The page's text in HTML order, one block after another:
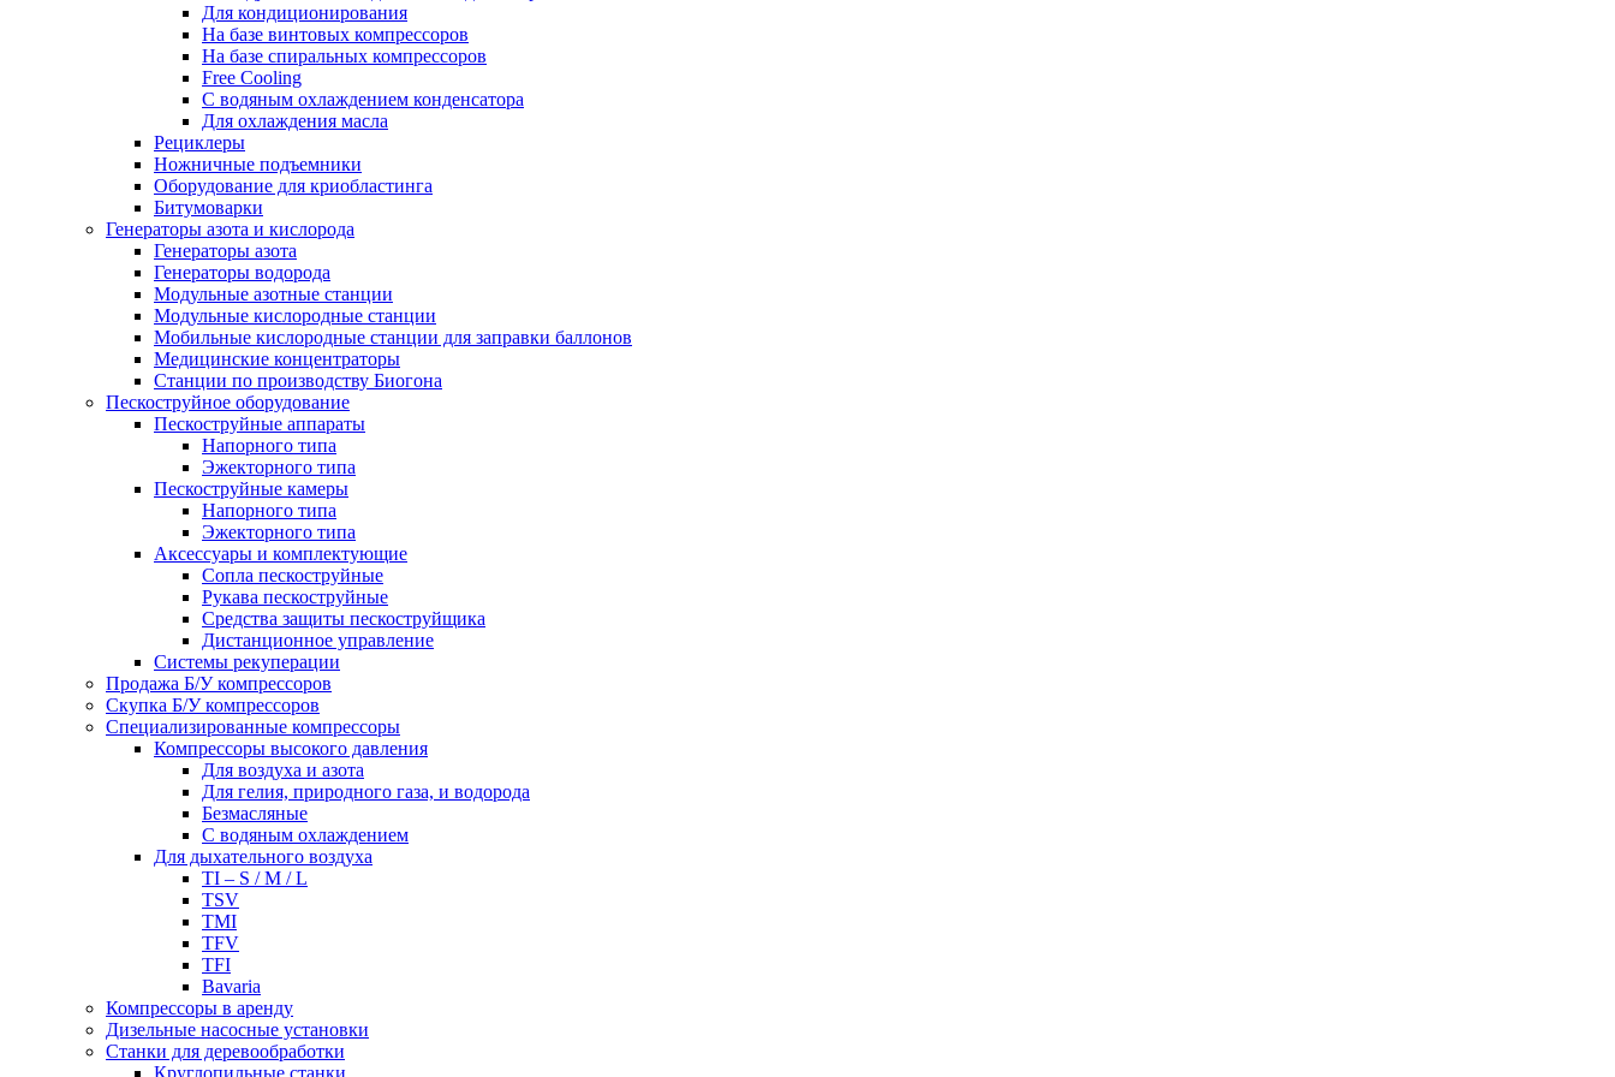
Для кондиционирования
На базе винтовых компрессоров
На базе спиральных компрессоров
Free Cooling
С водяным охлаждением конденсатора
Для охлаждения масла
Рециклеры
Ножничные подъемники
Оборудование для криобластинга
Битумоварки
Генераторы азота и кислорода
Генераторы азота
Генераторы водорода
Модульные азотные станции
Модульные кислородные станции
Мобильные кислородные станции для заправки баллонов
Медицинские концентраторы
Станции по производству Биогона
Пескоструйное оборудование
Пескоструйные аппараты
Напорного типа
Эжекторного типа
Пескоструйные камеры
Напорного типа
Эжекторного типа
Аксессуары и комплектующие
Сопла пескоструйные
Рукава пескоструйные
Средства защиты пескоструйщика
Дистанционное управление
Системы рекуперации
Продажа Б/У компрессоров
Скупка Б/У компрессоров
Специализированные компрессоры
Компрессоры высокого давления
Для воздуха и азота
Для гелия, природного газа, и водорода
Безмасляные
С водяным охлаждением
Для дыхательного воздуха
TI – S / M / L
TSV
TMI
TFV
TFI
Bavaria
Компрессоры в аренду
Дизельные насосные установки
Станки для деревообработки
Круглопильные станки